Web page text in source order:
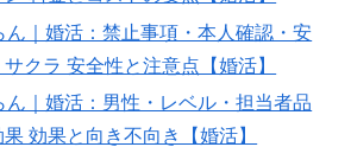
ん｜婚活：禁止事項・本人確認・安
クラ 安全性と注意点【婚活】
ん｜婚活：男性・レベル・担当者品
効果と向き不向き【婚活】